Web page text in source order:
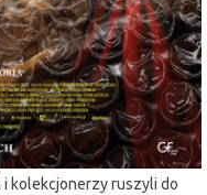
o sztuce, obsesji i
Ansorena w Madrycie
z ceną wywoławczą 1500
Hiszpanii i Włoch
Obraz został
i kolekcjonerzy ruszyli do